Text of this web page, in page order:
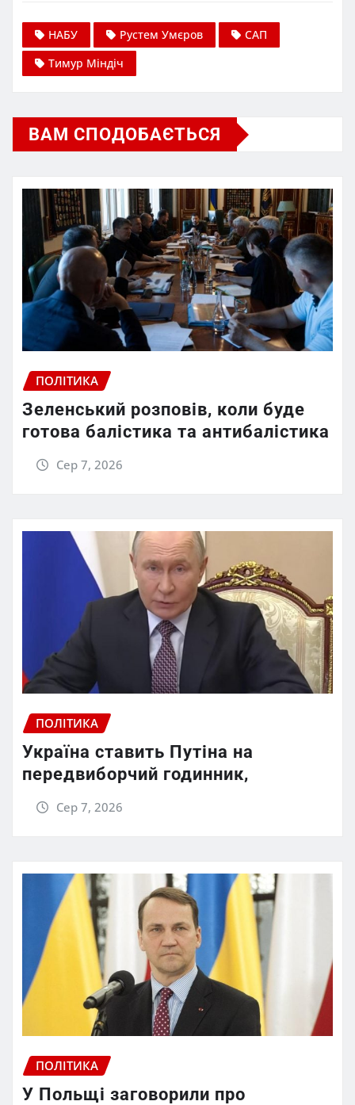
НАБУ Рустем Умєров
САП
Тимур Міндіч
ВАМ СПОДОБАЄТЬСЯ
ПОЛІТИКА
Зеленський розповів, коли буде
готова балістика та антибалістика
Сер 7, 2026
ПОЛІТИКА
Україна ставить Путіна на
передвиборчий годинник,
Сер 7, 2026
ПОЛІТИКА
У Польщі заговорили про